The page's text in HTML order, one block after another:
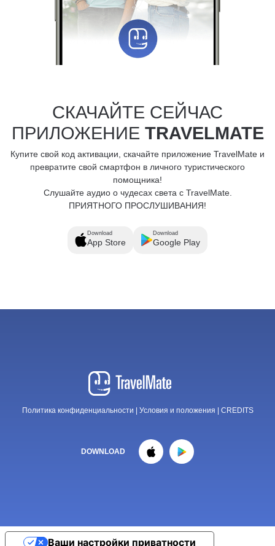
СКАЧАЙТЕ СЕЙЧАС
ПРИЛОЖЕНИЕ TRAVELMATE
Купите свой код активации, скачайте приложение TravelMate и
превратите свой смартфон в личного туристического
помощника!
Слушайте аудио о чудесах света с TravelMate.
ПРИЯТНОГО ПРОСЛУШИВАНИЯ!
Download
App Store
Download
Google Play
Политика конфиденциальности Условия и положения CREDITS
DOWNLOAD
Ваши настройки приватности